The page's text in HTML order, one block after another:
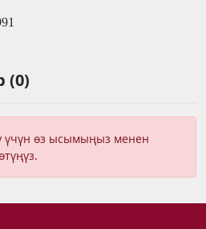
(0)
үчүн өз ысымыңыз менен